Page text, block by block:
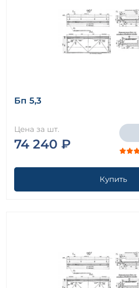
Бп 5,3
Цена за шт.
74 240 ₽
Купить